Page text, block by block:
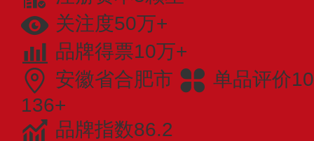
关注度50万+
品牌得票10万+
安徽省合肥市
单品评价
136+
品牌指数86.2